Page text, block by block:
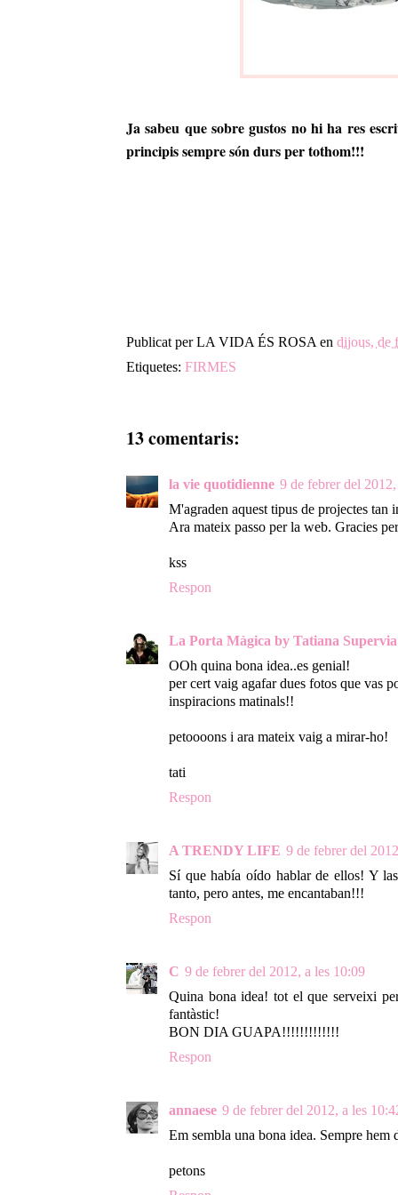
Ja sabeu que sobre gustos no hi ha res
principis sempre són durs per tothom!!!
Publicat perLA VIDA ÉS ROSA en dijous, de
Etiquetes: FIRMES
13 comentaris:
la vie quotidienne 9 de febrer del
M'agraden aquest tipus de projectes
Ara mateix passo per la web. Gracies
kss
Respon
La Porta Màgica by Tatiana Supervia
OOh quina bona idea..es genial!
per cert vaig agafar dues fotos que vas
inspiracions matinals!!
petoooons i ara mateix vaig a mirar-ho!
tati
Respon
A TRENDY LIFE 9 de febrer del
Sí que había oído hablar de ellos! Y
tanto, pero antes, me encantaban!!!
Respon
C 9 de febrer del 2012, a les 10:09
Quina bona idea! tot el que serveixi
fantàstic!
BON DIA GUAPA!!!!!!!!!!!!!
Respon
annaese 9 de febrer del 2012, a les
Em sembla una bona idea. Sempre hem
petons